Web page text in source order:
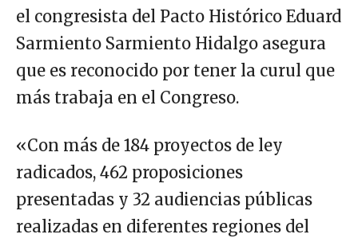
el congresista del Pacto Histórico Eduard
Sarmiento Sarmiento Hidalgo asegura
que es reconocido por tener la curul que
más trabaja en el Congreso.
«Con más de 184 proyectos de ley
radicados, 462 proposiciones
presentadas y 32 audiencias públicas
realizadas en diferentes regiones del